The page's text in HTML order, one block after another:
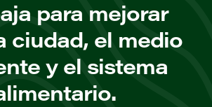
para mejorar
ciudad, el medio
y el sistema